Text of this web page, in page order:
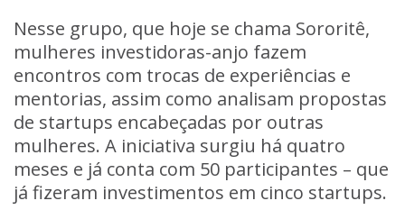
Nesse grupo, que hoje se chama Sororitê,
mulheres investidoras-anjo fazem
encontros com trocas de experiências e
mentorias, assim como analisam propostas
de startups encabeçadas por outras
mulheres. A iniciativa surgiu há quatro
meses e já conta com 50 participantes – que
já fizeram investimentos em cinco startups.